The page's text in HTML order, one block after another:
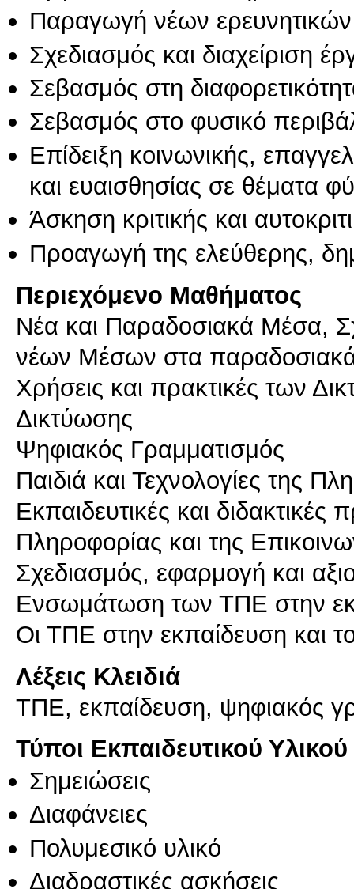
Παραγωγή νέων
Σχεδιασμός και διαχείριση
Σεβασμός στη
Σεβασμός στο φυσικό
Επίδειξη κοινωνικής,
και ευαισθησίας σε θέματα
Άσκηση κριτικής και
Προαγωγή της ελεύθερης,
Περιεχόμενο Μαθήματος
Νέα και Παραδοσιακά Μέσα,
νέων Μέσων στα
Χρήσεις και πρακτικές των
Δικτύωσης
Ψηφιακός Γραμματισμός
Παιδιά και Τεχνολογίες της
Εκπαιδευτικές και διδακτικές
Πληροφορίας και της
Σχεδιασμός, εφαρμογή και
Ενσωμάτωση των ΤΠΕ στην
Οι ΤΠΕ στην εκπαίδευση και
Λέξεις Κλειδιά
ΤΠΕ, εκπαίδευση, ψηφιακός
Τύποι Εκπαιδευτικού Υλικού
Σημειώσεις
Διαφάνειες
Πολυμεσικό υλικό
Διαδραστικές ασκήσεις